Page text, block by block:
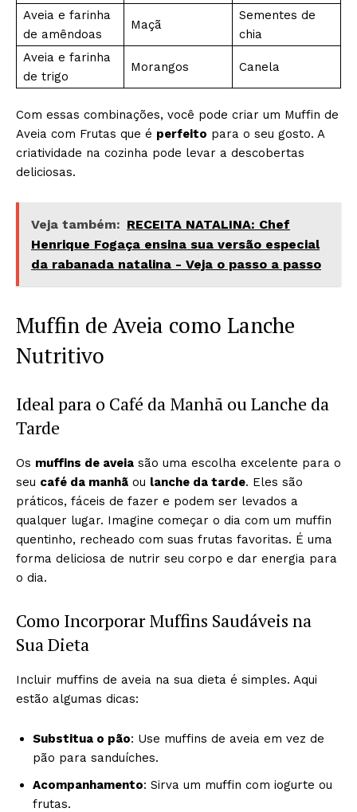
Aveia e farinha
de amêndoas
Maçã
Sementes de
chia
Aveia e farinha
de trigo
Morangos Canela
Com essas combinações, você pode criar um Muffin de
Aveia com Frutas que é perfeito para o seu gosto. A
criatividade na cozinha pode levar a descobertas
deliciosas.
Veja também: RECEITA NATALINA: Chef
Henrique Fogaça ensina sua versão especial
da rabanada natalina - Veja o passo a passo
Muffin de Aveia como Lanche
Nutritivo
Ideal para o Café da Manhã ou Lanche da
Tarde
Os muffins de aveia são uma escolha excelente para o
seu café da manhã ou lanche da tarde. Eles são
práticos, fáceis de fazer e podem ser levados a
qualquer lugar. Imagine começar o dia com um muffin
quentinho, recheado com suas frutas favoritas. É uma
forma deliciosa de nutrir seu corpo e dar energia para
o dia.
Como Incorporar Muffins Saudáveis na
Sua Dieta
Incluir muffins de aveia na sua dieta é simples. Aqui
estão algumas dicas:
Substitua o pão: Use muffins de aveia em vez de
pão para sanduíches.
Acompanhamento: Sirva um muffin com iogurte ou
frutas.